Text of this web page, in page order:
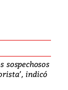
sospechosos
indicó